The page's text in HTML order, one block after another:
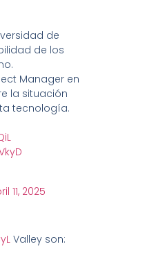
de
de los
Manager en
la situación
tecnología.
11, 2025
Valley son: